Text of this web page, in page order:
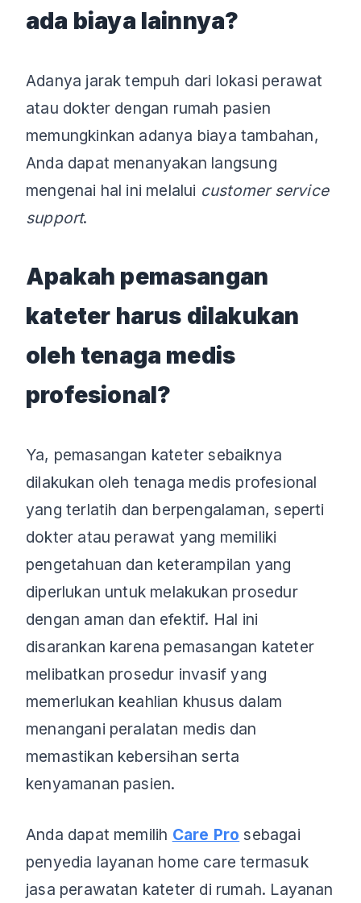
ada biaya lainnya?
Adanya jarak tempuh dari lokasi perawat
atau dokter dengan rumah pasien
memungkinkan adanya biaya tambahan,
Anda dapat menanyakan langsung
mengenai hal ini melalui customer service
support.
Apakah pemasangan
kateter harus dilakukan
oleh tenaga medis
profesional?
Ya, pemasangan kateter sebaiknya
dilakukan oleh tenaga medis profesional
yang terlatih dan berpengalaman, seperti
dokter atau perawat yang memiliki
pengetahuan dan keterampilan yang
diperlukan untuk melakukan prosedur
dengan aman dan efektif. Hal ini
disarankan karena pemasangan kateter
melibatkan prosedur invasif yang
memerlukan keahlian khusus dalam
menangani peralatan medis dan
memastikan kebersihan serta
kenyamanan pasien.
Anda dapat memilih Care Pro sebagai
penyedia layanan home care termasuk
jasa perawatan kateter di rumah. Layanan